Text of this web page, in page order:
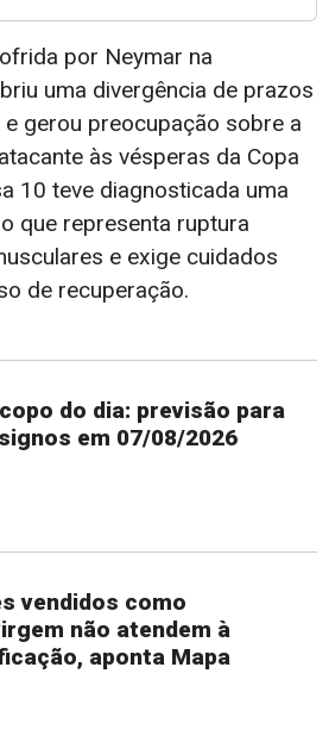
por Neymar na
uma divergência de prazos
e gerou preocupação sobre a
às vésperas da Copa
10 teve diagnosticada uma
que representa ruptura
e exige cuidados
de recuperação.
do dia: previsão para
em 07/08/2026
vendidos como
não atendem à
aponta Mapa